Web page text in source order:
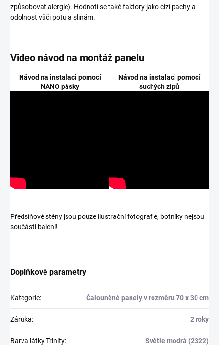
způsobovat alergie). Hodnotí se také faktory jako cizí pachy a
odolnost vůči potu a slinám.
Video návod na montáž panelu
Návod na instalaci pomocí
NANO pásky
Návod na instalaci pomocí
suchých zipů
Předsíňové stěny jsou pouze ilustrační fotografie, botníky nejsou
součásti balení!
Doplňkové parametry
Kategorie: Čalouněné panely v rozměru 70 x 30 cm
Záruka: 2 roky
Barva látky Trinity: Světle modrá (2322)